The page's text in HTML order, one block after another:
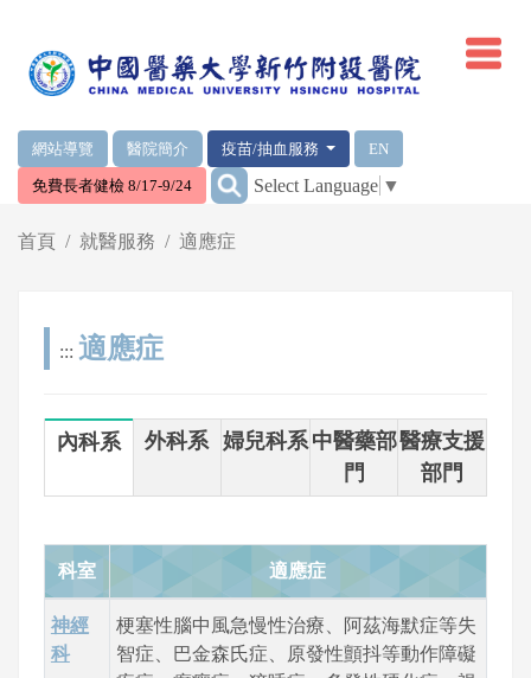
網站導覽 醫院簡介 疫苗/抽血服務 EN
免費長者健檢 8/17-9/24 ::: Select Language ▼
首頁 就醫服務 適應症
::: 適應症
將進入多頁簽，可按左右鍵切換科系、部門分類
內科系 外科系 婦兒科系 中醫藥部
門
醫療支援
部門
科室 適應症
神經
科
梗塞性腦中風急慢性治療、阿茲海默症等失
智症、巴金森氏症、原發性顫抖等動作障礙